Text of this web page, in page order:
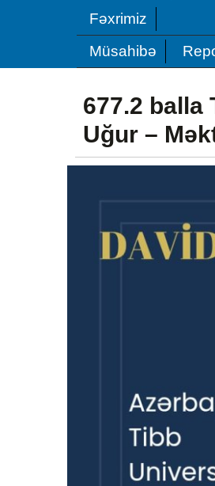
Fəxrimiz
Müsahibə
677.2 balla
Uğur –